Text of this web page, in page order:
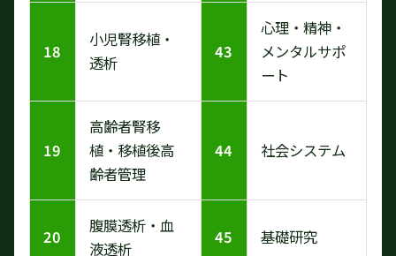
18
小児腎移植・
透析
43
心理・精神・
メンタルサポ
ート
19
高齢者腎移
植・移植後高
齢者管理
44 社会システム
20
腹膜透析・血
液透析
45 基礎研究